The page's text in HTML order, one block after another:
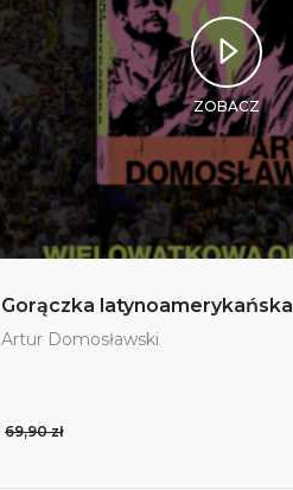
ZOBACZ
Gorączka latynoamerykańska
Artur Domosławski
69,90 zł